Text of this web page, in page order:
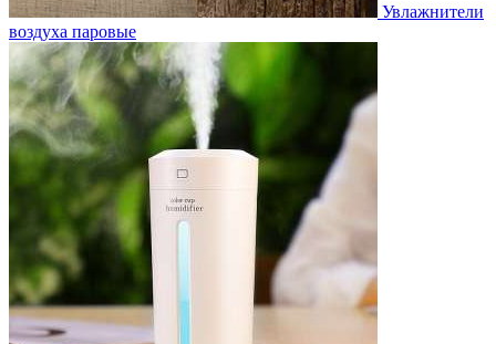
Увлажнители
воздуха паровые